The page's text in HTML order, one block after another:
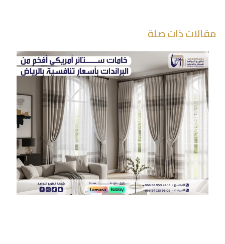
مقالات ذات صلة